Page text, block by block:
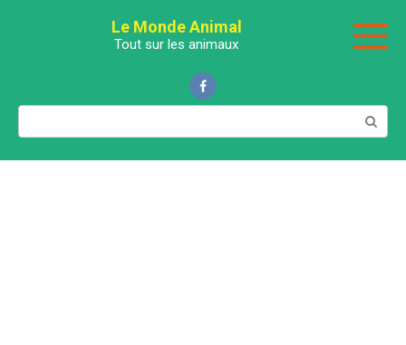
Le Monde Animal
Tout sur les animaux
Поиск: